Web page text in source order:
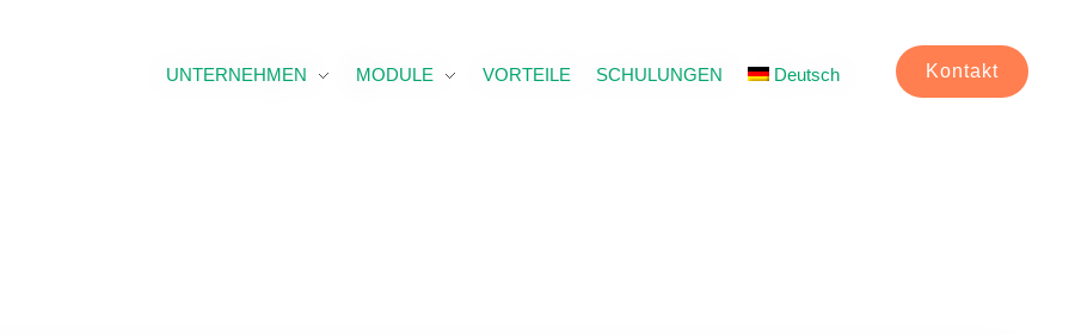
UNTERNEHMEN MODULE VORTEILE SCHULUNGEN Deutsch Kontakt